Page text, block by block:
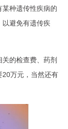
种遗传性疾病的
以避免有遗传疾
的检查费、药剂
20万元，当然还有